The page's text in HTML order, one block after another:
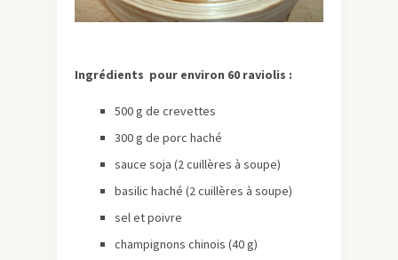
Ingrédients pour environ 60 raviolis :
500 g de crevettes
300 g de porc haché
sauce soja (2 cuillères à soupe)
basilic haché (2 cuillères à soupe)
sel et poivre
champignons chinois (40 g)